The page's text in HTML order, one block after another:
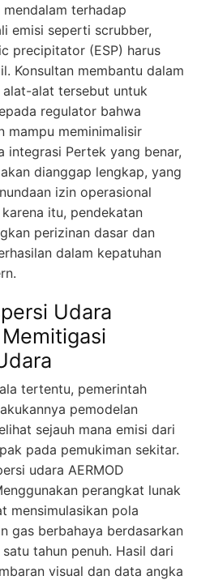
terhadap
emisi seperti scrubber,
precipitator (ESP) harus
Konsultan membantu dalam
alat tersebut untuk
regulator bahwa
mampu meminimalisir
integrasi Pertek yang benar,
dianggap lengkap, yang
izin operasional
itu, pendekatan
perizinan dasar dan
dalam kepatuhan
Udara
tertentu, pemerintah
pemodelan
sejauh mana emisi dari
pada pemukiman sekitar.
udara AERMOD
perangkat lunak
mensimulasikan pola
gas berbahaya berdasarkan
tahun penuh. Hasil dari
visual dan data angka